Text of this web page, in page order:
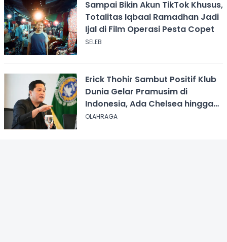
Sampai Bikin Akun TikTok Khusus,
Totalitas Iqbaal Ramadhan Jadi
Ijal di Film Operasi Pesta Copet
SELEB
Erick Thohir Sambut Positif Klub
Dunia Gelar Pramusim di
Indonesia, Ada Chelsea hingga
AC Milan
OLAHRAGA